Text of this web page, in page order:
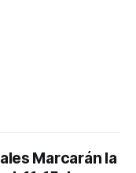
Marcarán la